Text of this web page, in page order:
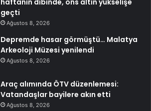
geçti
Ağustos 8, 2026
Depremde hasar görmüştü… Malatya
Arkeoloji Müzesi yenilendi
Ağustos 8, 2026
Araç alımında ÖTV düzenlemesi:
Vatandaşlar bayilere akın etti
Ağustos 8, 2026